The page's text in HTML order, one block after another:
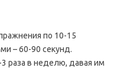
по 10-15
– 60-90 секунд.
раза в неделю, давая им